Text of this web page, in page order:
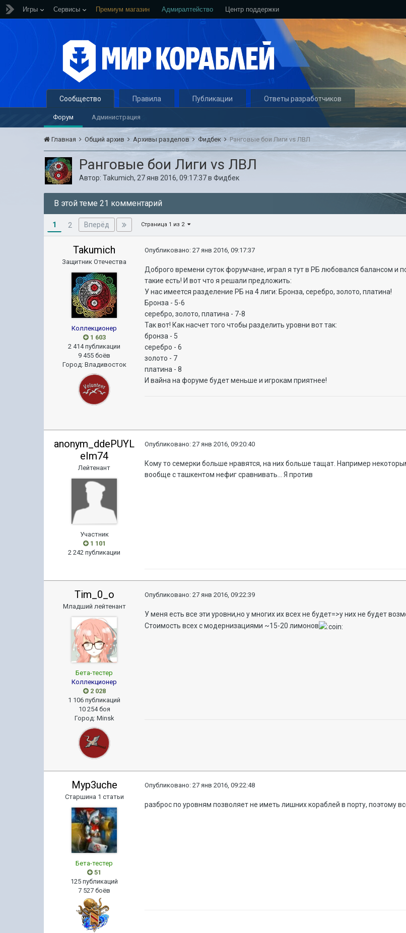
Игры Сервисы Премиум магазин Адмиралтейство Центр поддержки
Сообщество
Форум Администрация
Правила Публикации Ответы разработчиков
Главная Общий архив Архивы разделов Фидбек Ранговые бои Лиги vs ЛВЛ
Ранговые бои Лиги vs ЛВЛ
Автор:Takumich, 27 янв 2016, 09:17:37вФидбек
В этой теме 21 комментарий
1 2 Вперёд Страница 1 из 2
Takumich
Защитник Отечества
Коллекционер
1 603
2 414 публикации
9 455 боёв
Город: Владивосток
Опубликовано:27 янв 2016, 09:17:37
Доброго времени суток форумчане, играл я тут в РБ любовался балансом и
такие есть! И вот что я решали предложить:
У нас имеется разделение РБ на 4 лиги: Бронза, серебро, золото, платина!
Бронза - 5-6
серебро, золото, платина - 7-8
Так вот! Как насчет того чтобы разделить уровни вот так:
бронза - 5
серебро - 6
золото - 7
платина - 8
И вайна на форуме будет меньше и игрокам приятнее!
anonym_ddePUYL
eIm74
Лейтенант
Участник
1 101
2 242 публикации
Опубликовано:27 янв 2016, 09:20:40
Кому то семерки больше нравятся, на них больше тащат. Например
вообще с ташкентом нефиг сравнивать... Я против
Tim_0_o
Младший лейтенант
Бета-тестер
Коллекционер
2 028
1 106 публикаций
10 254 боя
Город: Minsk
Опубликовано:27 янв 2016, 09:22:39
У меня есть все эти уровни,но у многих их всех не будет=>у них не будет
Стоимость всех с модернизациями ~15-20 лимонов
Myp3uche
Старшина 1 статьи
Бета-тестер
51
125 публикаций
7 527 боёв
Опубликовано:27 янв 2016, 09:22:48
разброс по уровням позволяет не иметь лишних кораблей в порту, поэтому